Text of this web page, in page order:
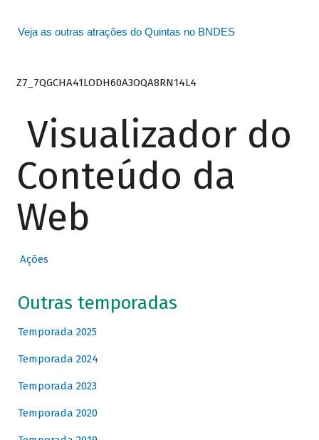
Veja as outras atrações do Quintas no BNDES
Z7_7QGCHA41LODH60A3OQA8RN14L4
Visualizador do
Conteúdo da
Web
Ações
Outras temporadas
Temporada 2025
Temporada 2024
Temporada 2023
Temporada 2020